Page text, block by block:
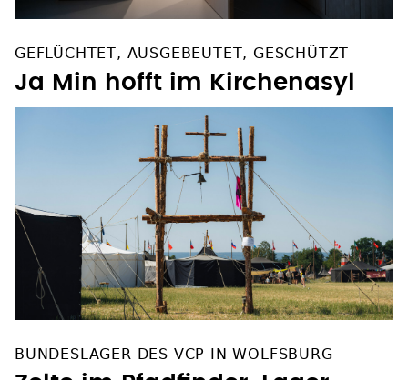
Ja Min hofft im Kirchenasyl
Zelte im Pfadfinder-Lager